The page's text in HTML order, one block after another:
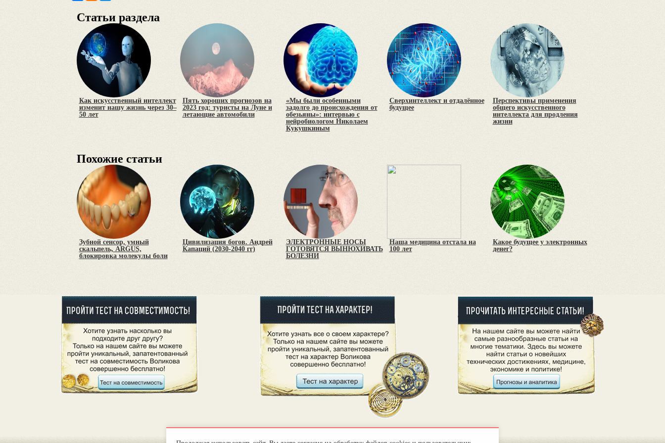
Статьи раздела
Как искусственный интеллект
изменит нашу жизнь через 30–
50 лет
Пять хороших прогнозов на
2023 год: туристы на Луне и
летающие автомобили
«Мы были особенными
задолго до происхождения от
обезьяны»: интервью с
нейробиологом Николаем
Кукушкиным
Сверхинтеллект и отдалённое
будущее
Перспективы применения
общего искусственного
интеллекта для продления
жизни
Похожие статьи
Зубной сенсор, умный
скальпель, ARGUS,
блокировка молекулы боли
Цивилизация богов. Андрей
Капаций (2030-2040 гг)
ЭЛЕКТРОННЫЕ НОСЫ
ГОТОВЯТСЯ ВЫНЮХИВАТЬ
БОЛЕЗНИ
Наша медицина отстала на
100 лет
Какое будущее у электронных
денег?